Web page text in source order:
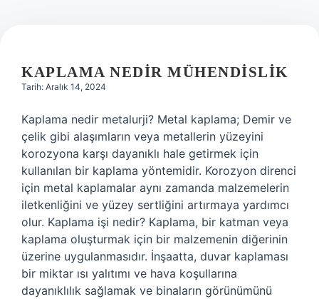
KAPLAMA NEDIR MÜHENDISLIK
Tarih: Aralık 14, 2024
Kaplama nedir metalurji? Metal kaplama; Demir ve
çelik gibi alaşımların veya metallerin yüzeyini
korozyona karşı dayanıklı hale getirmek için
kullanılan bir kaplama yöntemidir. Korozyon direnci
için metal kaplamalar aynı zamanda malzemelerin
iletkenliğini ve yüzey sertliğini artırmaya yardımcı
olur. Kaplama işi nedir? Kaplama, bir katman veya
kaplama oluşturmak için bir malzemenin diğerinin
üzerine uygulanmasıdır. İnşaatta, duvar kaplaması
bir miktar ısı yalıtımı ve hava koşullarına
dayanıklılık sağlamak ve binaların görünümünü